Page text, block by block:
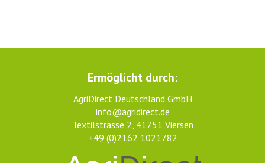
Ermöglicht durch:
AgriDirect Deutschland GmbH
info@agridirect.de
Textilstrasse 2, 41751 Viersen
+49 (0)2162 1021782